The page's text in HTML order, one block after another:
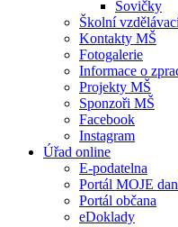
Sovičky
Školní
Kontakty MŠ
Fotogalerie
Informace o
Projekty MŠ
Sponzoři MŠ
Facebook
Instagram
Úřad online
E-podatelna
Portál MOJE
Portál občana
eDoklady